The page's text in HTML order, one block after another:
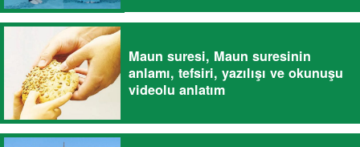
Maun suresi, Maun suresinin
anlamı, tefsiri, yazılışı ve okunuşu
videolu anlatım